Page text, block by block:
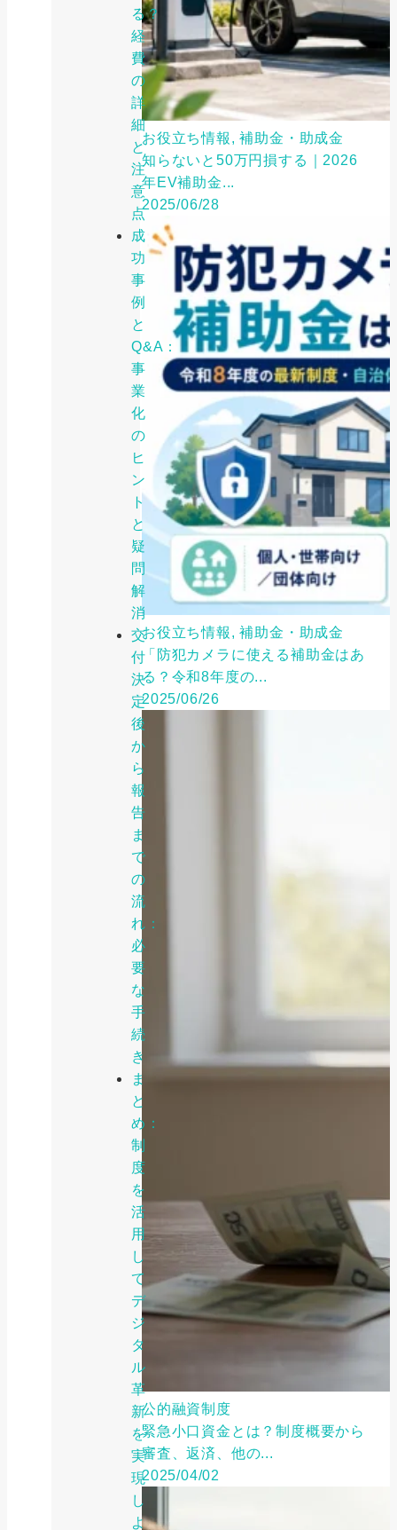
る？
経
費
の
詳
細
と
注
意
点
成
功
事
例
と
Q&A：
事
業
化
の
ヒ
ン
ト
と
疑
問
解
消
交
付
決
定
後
か
ら
報
告
ま
で
の
流
れ：
必
要
な
手
続
き
ま
と
め：
制
度
を
活
用
し
て
デ
ジ
タ
ル
革
新
を
実
現
し
よ
お役立ち情報, 補助金・助成金
知らないと50万円損する｜2026
年EV補助金...
2025/06/28
お役立ち情報, 補助金・助成金
「防犯カメラに使える補助金はあ
る？令和8年度の...
2025/06/26
公的融資制度
緊急小口資金とは？制度概要から
審査、返済、他の...
2025/04/02